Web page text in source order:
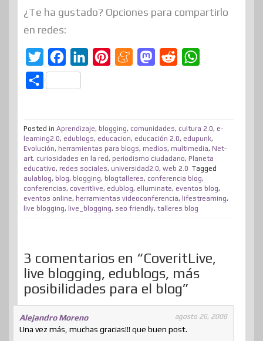
¿Te ha gustado? Opciones para compartirlo
en redes:
w
t
e
r
a
c
b
o
o
k
e
d
n
e
r
e
s
t
M
a
m
e
M
o
d
o
n
i
t
s
A
p
p
C
p
a
r
t
i
Posted in Aprendizaje, blogging, comunidades, cultura 2.0, e-
learning2.0, edublogs, educacion, educación 2.0, edupunk,
Evolución, herramientas para blogs, medios, multimedia, Net-
art, curiosidades en la red, periodismo ciudadano, Planeta
educativo, redes sociales, universidad2.0, web 2.0 Tagged
aulablog, blog, blogging, blogtalleres, conferencia blog,
conferencias, coveritlive, edublog, elluminate, eventos blog,
eventos online, herramientas videoconferencia, lifestreaming,
live blogging, live_blogging, seo friendly, talleres blog
3 comentarios en “CoveritLive,
live blogging, edublogs, más
posibilidades para el blog”
Alejandro Moreno agosto 26, 2008
Una vez más, muchas gracias!!! que buen post.